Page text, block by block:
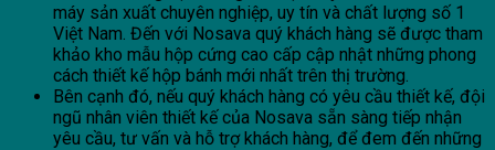
máy sản xuất chuyên nghiệp, uy tín và chất lượng số 1
Việt Nam. Đến với Nosava quý khách hàng sẽ được tham
khảo kho mẫu hộp cứng cao cấp cập nhật những phong
cách thiết kế hộp bánh mới nhất trên thị trường.
Bên cạnh đó, nếu quý khách hàng có yêu cầu thiết kế, đội
ngũ nhân viên thiết kế của Nosava sẵn sàng tiếp nhận
yêu cầu, tư vấn và hỗ trợ khách hàng, để đem đến những